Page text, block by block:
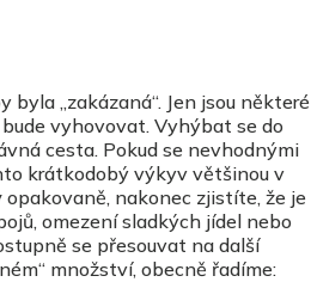
byla „zakázaná“. Jen jsou některé
vyhovovat. Vyhýbat se do
cesta. Pokud se nevhodnými
krátkodobý výkyv většinou v
opakovaně, nakonec zjistíte, že je
omezení sladkých jídel nebo
se přesouvat na další
množství, obecně řadíme: